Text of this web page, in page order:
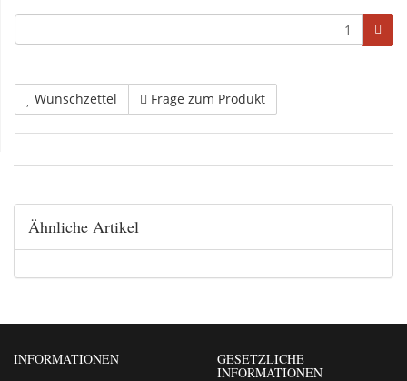
Wunschzettel Frage zum Produkt
Ähnliche Artikel
INFORMATIONEN GESETZLICHE
INFORMATIONEN